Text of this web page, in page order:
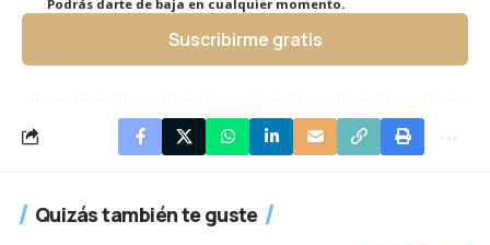
Podrás darte de baja en cualquier momento.
Suscribirme gratis
Quizás también te guste